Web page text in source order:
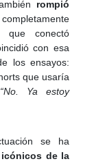
rompió
que conectó
con esa
los ensayos:
que usaría
“No. Ya estoy
se ha
icónicos de la